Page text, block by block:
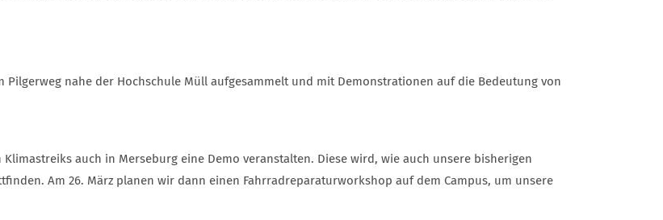
Pilgerweg nahe der Hochschule Müll aufgesammelt und mit Demonstrationen auf die Bedeutung von
auch in Merseburg eine Demo veranstalten. Diese wird, wie auch unsere bisherigen
Am 26. März planen wir dann einen Fahrradreparaturworkshop auf dem Campus, um unsere